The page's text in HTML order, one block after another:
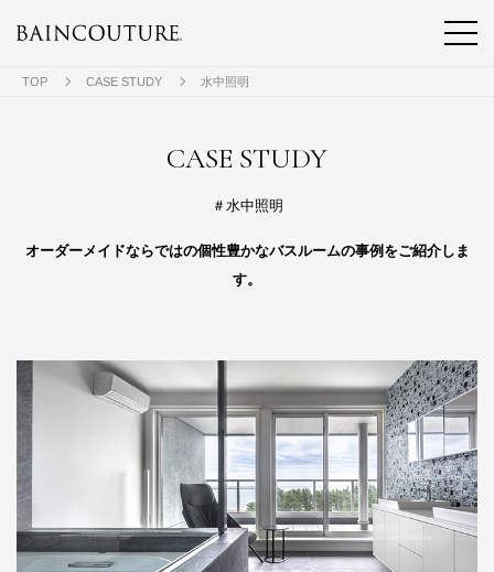
TOP CASE STUDY 水中照明
CASE STUDY
＃水中照明
オーダーメイドならではの個性豊かなバスルームの事例をご紹介しま
す。